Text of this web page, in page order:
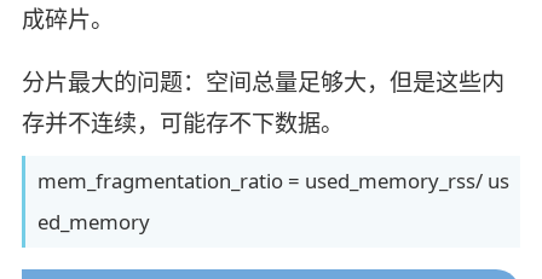
成碎片。
分片最大的问题：空间总量足够大，但是这些内
存并不连续，可能存不下数据。
mem_fragmentation_ratio = used_memory_rss/ us
ed_memory